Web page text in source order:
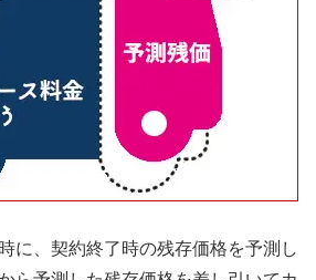
に、契約終了時の残存価格を予測し